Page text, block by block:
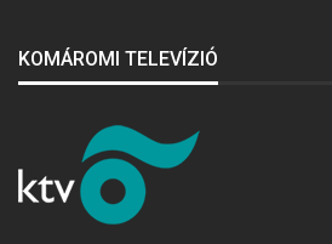
KOMÁROMI TELEVÍZIÓ